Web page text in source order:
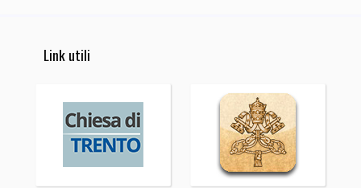
Link utili